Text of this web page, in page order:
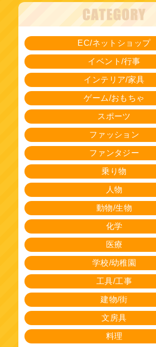
EC/ネットショップ
イベント/行事
インテリア/家具
ゲーム/おもちゃ
スポーツ
ファッション
ファンタジー
乗り物
人物
動物/生物
化学
医療
学校/幼稚園
工具/工事
建物/街
文房具
料理